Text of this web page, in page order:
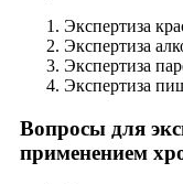
Экспертиза
Экспертиза
Экспертиза
Экспертиза
Вопросы для
применением